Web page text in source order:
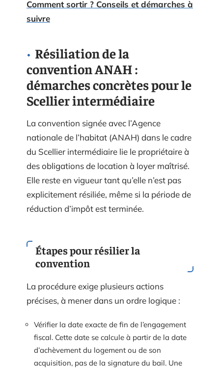
Comment sortir ? Conseils et démarches à
suivre
Résiliation de la
convention ANAH :
démarches concrètes pour le
Scellier intermédiaire
La convention signée avec l’Agence
nationale de l’habitat (ANAH) dans le cadre
du Scellier intermédiaire lie le propriétaire à
des obligations de location à loyer maîtrisé.
Elle reste en vigueur tant qu’elle n’est pas
explicitement résiliée, même si la période de
réduction d’impôt est terminée.
Étapes pour résilier la
convention
La procédure exige plusieurs actions
précises, à mener dans un ordre logique :
Vérifier la date exacte de fin de l’engagement
fiscal. Cette date se calcule à partir de la date
d’achèvement du logement ou de son
acquisition, pas de la signature du bail. Une